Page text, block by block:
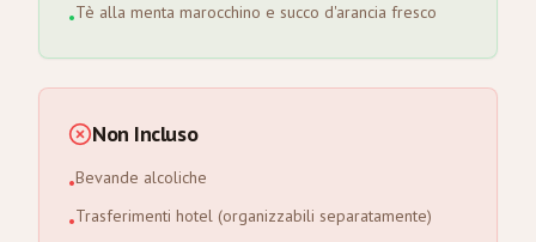
•Tè alla menta marocchino e succo d'arancia fresco
Non Incluso
•Bevande alcoliche
•Trasferimenti hotel (organizzabili separatamente)